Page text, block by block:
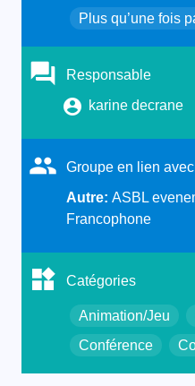
Plus qu’une fois
Responsable
karine decrane
Groupe en lien avec
Autre: ASBL
Francophone
Catégories
Animation/Jeu
Conférence